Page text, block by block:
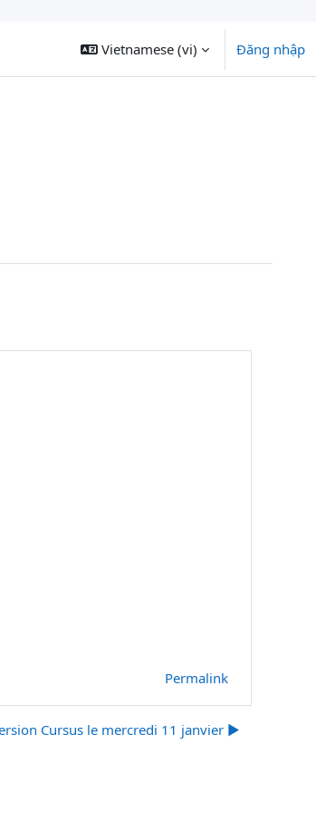
Vietnamese ‎(vi)‎ Đăng nhập
Permalink
Cursus le mercredi 11 janvier ▶︎